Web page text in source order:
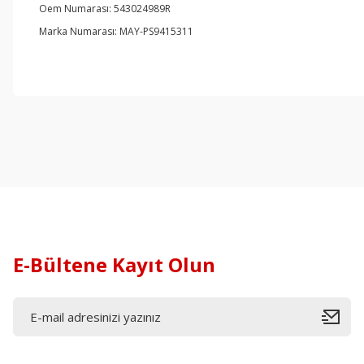
Oem Numarası: 543024989R
Marka Numarası: MAY-PS9415311
E-Bültene Kayıt Olun